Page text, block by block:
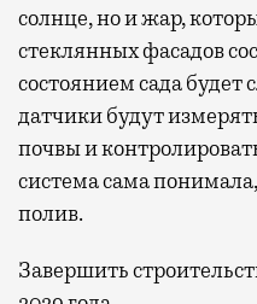
солнце, но и жар,
стеклянных фасадов
состоянием сада будет
датчики будут
почвы и
система сама
полив.
Завершить